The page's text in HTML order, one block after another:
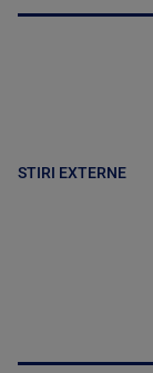
STIRI EXTERNE